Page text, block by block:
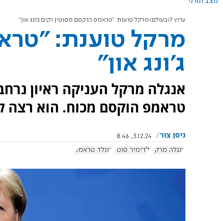
ערוץ 7 בעולם מרקל טוענת: "טראמפ הוקסם מפוטין וקים ג'ונג און"
מרקל טוענת:
ג'ונג און"
טראמפ הוקסם מכוח. הוא רצה
ניסן צור
3.12.24, 8:46
אנגלה מרקל
ולדימיר פוטין דונלד טראמפ